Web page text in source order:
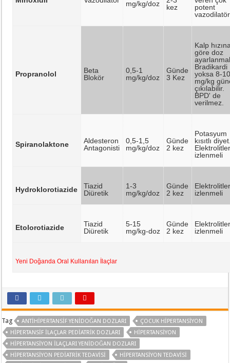
mg/kg/doz
kez
potent
vazodilatör
Propranolol
Beta
Blokör
0,5-1
mg/kg/doz
Günde
3 Kez
Kalp
göre doz
Bradikardi
yoksa 8-
mg/kg
çıkılabilir.
BPD' de
verilmez.
Spiranolaktone
Aldesteron
Antagonisti
0,5-1,5
mg/kg/doz
Günde
2 kez
Potasyum
kısıtlı
izlenmeli
Hydroklorotiazide
Tiazid
Diüretik
1-3
mg/kg/doz
Günde
2 kez
izlenmeli
Etolorotiazide
Tiazid
Diüretik
5-15
mg/kg-doz
Günde
2 kez
izlenmeli
Yeni Doğanda Oral Kullanılan İlaçlar
Tag ANTIHIPERTANSIF YENIDOĞAN DOZLARI
ÇOCUK HIPERTANSIYON
HIPERTANSIF ILAÇLAR PEDIATRIK DOZLARI
HIPERTANSIYON
HIPERTANSIYON ILAÇLARI YENIDOĞAN DOZLARI
HIPERTANSIYON PEDIATRIK TEDAVISI
HIPERTANSIYON TEDAVISI